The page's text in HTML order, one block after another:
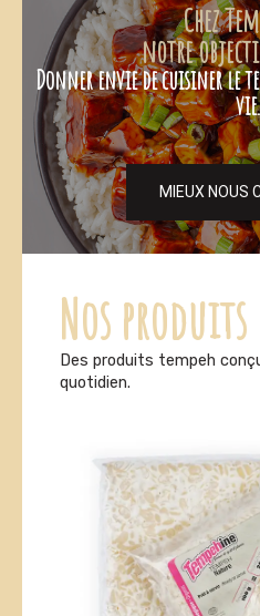
ChezTem
notreobjecti
Donnerenviedecuisinerlete
vie.
MIEUX NOUS
Nos produits
Des produits tempeh
quotidien.